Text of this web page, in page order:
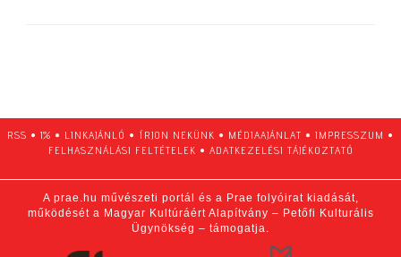
RSS • 1% • LINKAJÁNLÓ • ÍRJON NEKÜNK • MÉDIAAJÁNLAT • IMPRESSZUM •
FELHASZNÁLÁSI FELTÉTELEK • ADATKEZELÉSI TÁJÉKOZTATÓ
A prae.hu művészeti portál és a Prae folyóirat kiadását,
működését a Magyar Kultúráért Alapítvány – Petőfi Kulturális
Ügynökség – támogatja.